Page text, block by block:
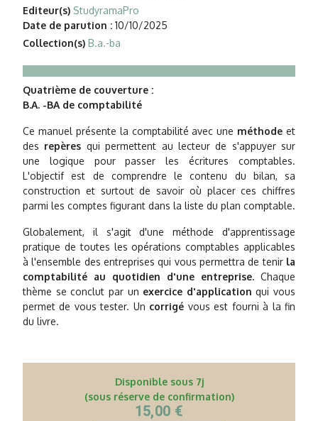
Editeur(s) StudyramaPro
Date de parution : 10/10/2025
Collection(s) B.a.-ba
Quatrième de couverture :
B.A. -BA de comptabilité
Ce manuel présente la comptabilité avec une méthode et
des repères qui permettent au lecteur de s'appuyer sur
une logique pour passer les écritures comptables.
L'objectif est de comprendre le contenu du bilan, sa
construction et surtout de savoir où placer ces chiffres
parmi les comptes figurant dans la liste du plan comptable.
Globalement, il s'agit d'une méthode d'apprentissage
pratique de toutes les opérations comptables applicables
à l'ensemble des entreprises qui vous permettra de tenir la
comptabilité au quotidien d'une entreprise. Chaque
thème se conclut par un exercice d'applicationqui vous
permet de vous tester. Un corrigé vous est fourni à la fin
du livre.
Disponible sous 7j
(sous réserve de confirmation)
15,00 €